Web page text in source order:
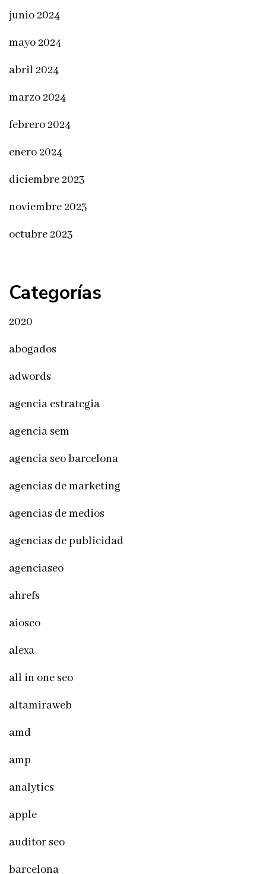
junio 2024
mayo 2024
abril 2024
marzo 2024
febrero 2024
enero 2024
diciembre 2023
noviembre 2023
octubre 2023
Categorías
2020
abogados
adwords
agencia estrategia
agencia sem
agencia seo barcelona
agencias de marketing
agencias de medios
agencias de publicidad
agenciaseo
ahrefs
aioseo
alexa
all in one seo
altamiraweb
amd
amp
analytics
apple
auditor seo
barcelona